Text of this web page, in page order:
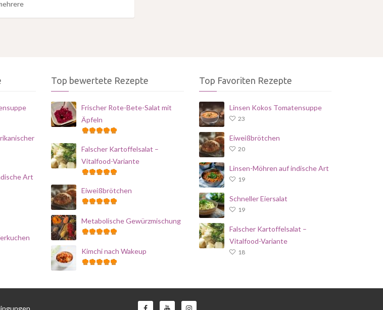
Art
Top bewertete Rezepte
Frischer Rote-Bete-Salat mit
Äpfeln
Falscher Kartoffelsalat –
Vitalfood-Variante
Eiweißbrötchen
Metabolische Gewürzmischung
Kimchi nach Wakeup
Top Favoriten Rezepte
Linsen Kokos Tomatensuppe
23
Eiweißbrötchen
20
Linsen-Möhren auf indische Art
19
Schneller Eiersalat
19
Falscher Kartoffelsalat –
Vitalfood-Variante
18